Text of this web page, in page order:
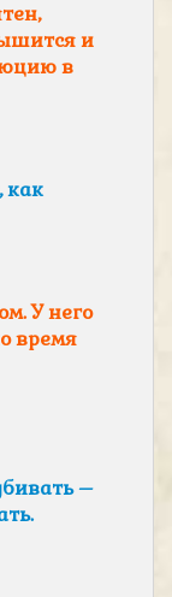
и
в
как
У него
время
–